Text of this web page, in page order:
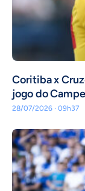
Coritiba x
jogo do
28/07/2026 · 09h37